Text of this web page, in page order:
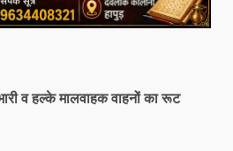
व हल्के मालवाहक वाहनों का रूट